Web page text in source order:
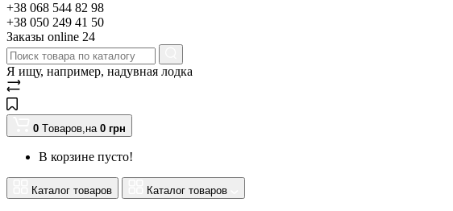
+38 068 544 82 98
+38 050 249 41 50
Заказы оnline 24
Я ищу, например, надувная лодка
0 Tоваров,на 0 грн
В корзине пусто!
Каталог товаров Каталог товаров